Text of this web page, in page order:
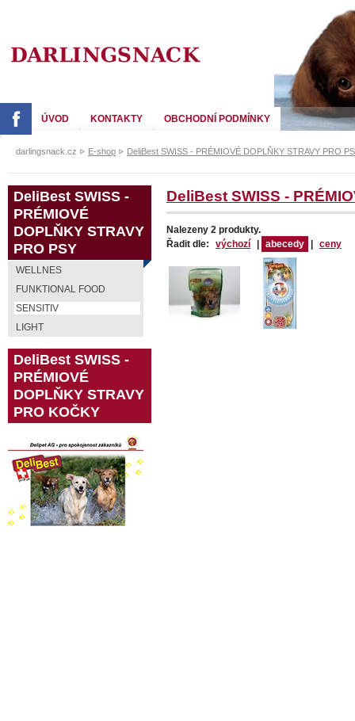
DARLING SNACK
DeliBest SWISS -
Nalezeny 2 produkty.
Řadit dle:
výchozí abecedy ceny
DeliBest SWISS -
PRÉMIOVÉ
DOPLŇKY STRAVY
PRO PSY
WELLNES
FUNKTIONAL FOOD
SENSITIV
LIGHT
DeliBest SWISS -
PRÉMIOVÉ
DOPLŇKY STRAVY
PRO KOČKY
ÚVOD KONTAKTY OBCHODNÍ PODMÍNKY
darlingsnack.cz E-shop DeliBest SWISS - PRÉMIOVÉ DOPLŇKY STRAVY PRO